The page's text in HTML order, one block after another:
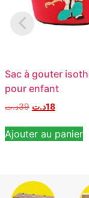
Sac à gouter
pour enfant
39د.ت 18د.ت
Ajouter au panier